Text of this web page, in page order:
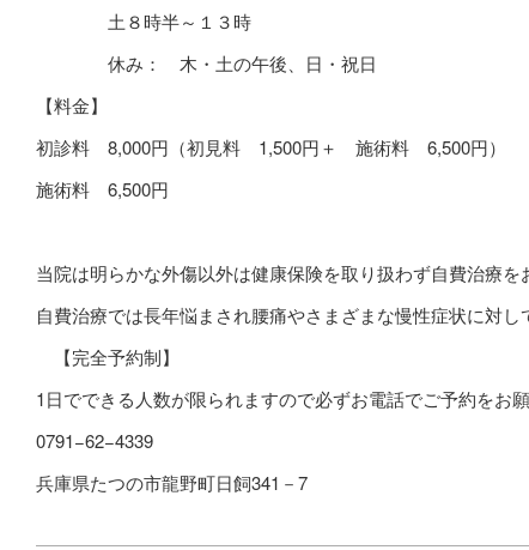
土８時半～１３時
休み： 木・土の午後、日・祝日
【料金】
初診料 8,000円（初見料 1,500円＋ 施術料 6,500円）
施術料 6,500円
当院は明らかな外傷以外は健康保険を取り扱わず自費治療を
自費治療では長年悩まされ腰痛やさまざまな慢性症状に対
【完全予約制】
1日でできる人数が限られますので必ずお電話でご予約をお願
0791−62−4339
兵庫県たつの市龍野町日飼341－7